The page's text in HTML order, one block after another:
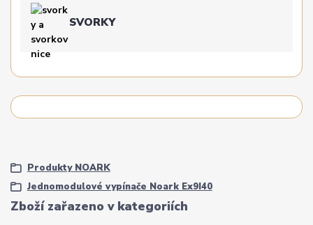
SVORKY
Zboží zařazeno v kategoriích
Produkty NOARK
Jednomodulové vypínače Noark Ex9I40